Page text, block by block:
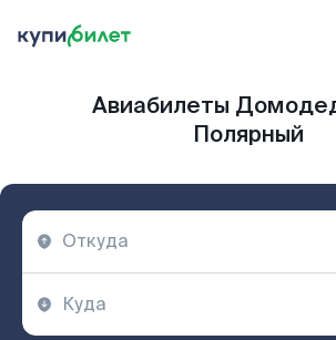
Авиабилеты
Полярный